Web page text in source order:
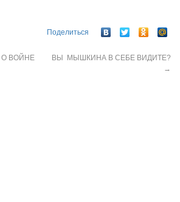
Поделиться
О ВОЙНЕ
ВЫ МЫШКИНА В СЕБЕ ВИДИТЕ?
→